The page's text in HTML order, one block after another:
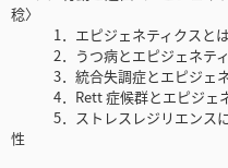
稔〉
1．エピジェネティクスと
2．うつ病とエピジェネティ
3．統合失調症とエピジェネ
4．Rett 症候群とエピジェネ
5．ストレスレジリエンスに
性